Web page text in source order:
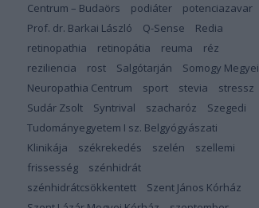
Centrum – Budaörs
podiáter
potenciazavar
Prof. dr. Barkai László
Q-Sense
Redia
retinopathia
retinopátia reuma
réz
reziliencia
rost Salgótarján
Somogy Megyei
Neuropathia Centrum
sport stevia
stressz
Sudár Zsolt
Syntrival szacharóz
Szegedi
Tudományegyetem I sz. Belgyógyászati
Klinikája
székrekedés szelén
szellemi
frissesség
szénhidrát
szénhidrátcsökkentett
Szent János Kórház